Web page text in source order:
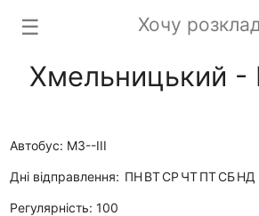
Хочу
☰
Хмельницький -
Автобус: М3--ІІІ
Дні відправлення: ПН ВТСР ЧТ ПТСБ НД
Регулярність: 100